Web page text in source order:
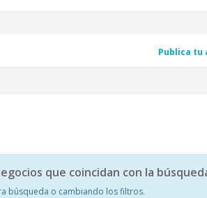
Publica tu
que coincidan con la
búsqueda o cambiando los filtros.